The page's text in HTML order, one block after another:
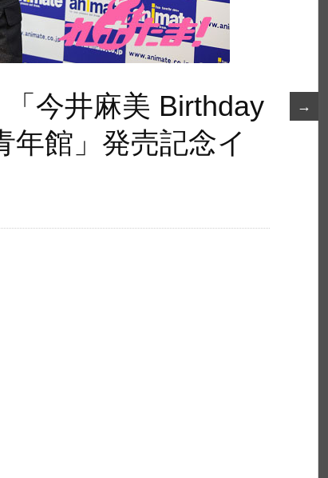
→
今井麻美 Birthday
年館」発売記念イ